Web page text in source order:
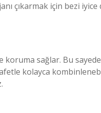
çıkarmak için bezi iyice
koruma sağlar. Bu
kolayca